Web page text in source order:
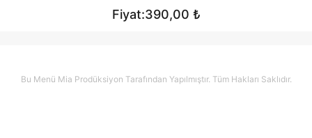
Fiyat:390,00 ₺
Bu Menü Mia Prodüksiyon Tarafından Yapılmıştır. Tüm Hakları Saklıdır.